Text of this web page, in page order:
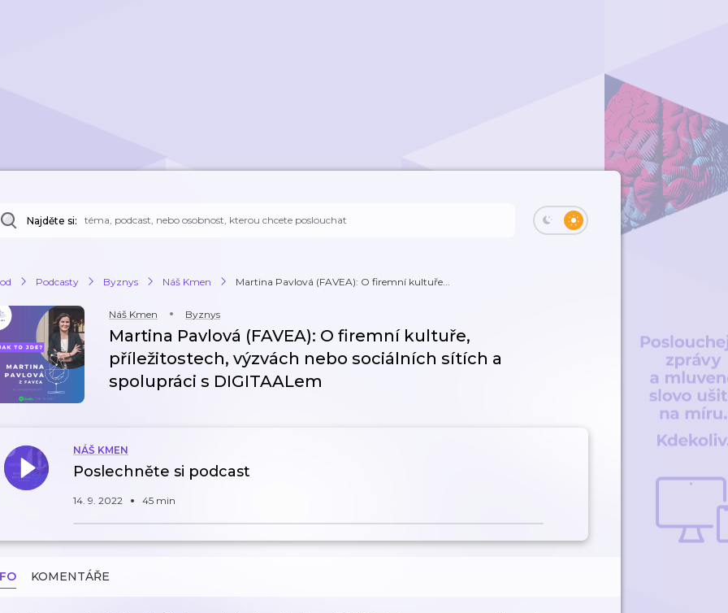
Najděte si:
Podcasty Byznys Náš Kmen Martina Pavlová (FAVEA): O firemní kultuře...
Náš Kmen Byznys
Martina Pavlová (FAVEA): O firemní kultuře,
příležitostech, výzvách nebo sociálních sítích a
spolupráci s DIGITAALem
NÁŠ KMEN
Poslechněte si podcast
14. 9. 2022 45 min
KOMENTÁŘE